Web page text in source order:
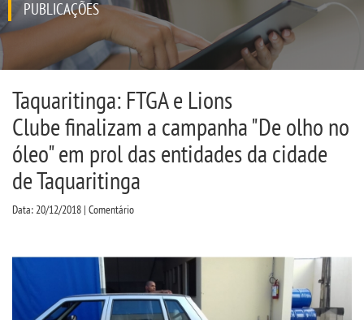
INFRAESTRUTURA
BIBLIOTECA
CPA
CPSA
NAD
PUBLICAÇÕES
Taquaritinga: FTGA e Lions
Clube finalizam a campanha "De olho no
óleo" em prol das entidades da cidade
de Taquaritinga
Data: 20/12/2018 | Comentário